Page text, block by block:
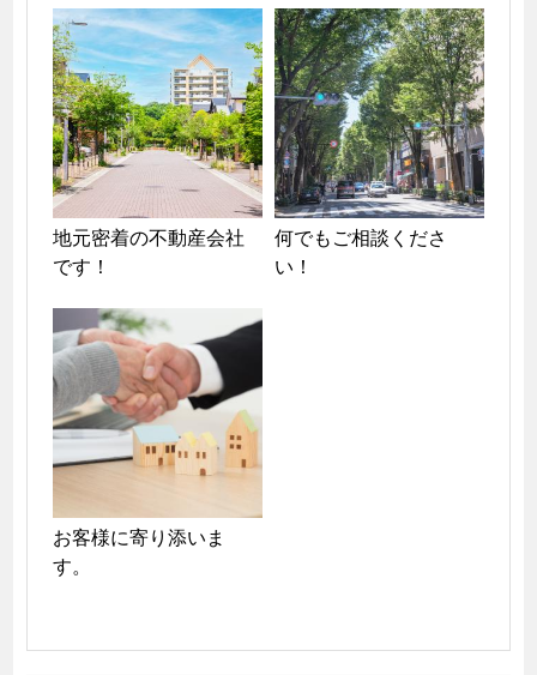
地元密着の不動産会社
です！
何でもご相談くださ
い！
お客様に寄り添いま
す。